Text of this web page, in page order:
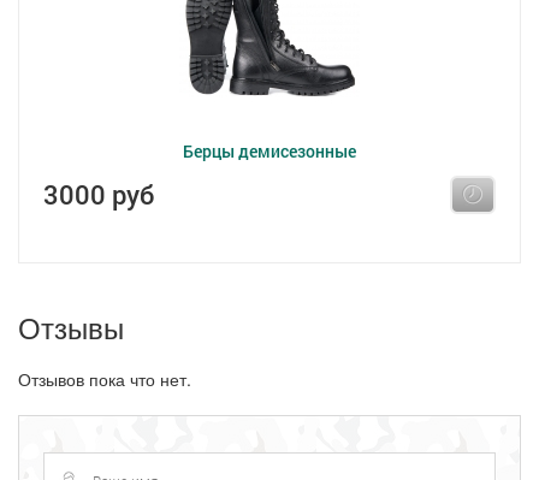
Берцы демисезонные
3000 руб
Отзывы
Отзывов пока что нет.